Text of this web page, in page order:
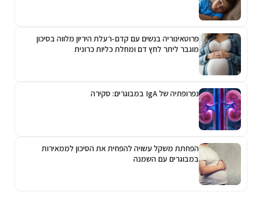
פרוטאינוריה בנשים עם קדם-רעלת היריון מלווה בסיכון
מוגבר ליתר לחץ דם ומחלת כליות כרונית
נפרופתיה של IgA במבוגרים: סקירה
הפחתת משקל עשויה להפחית את הסיכון לממאירות
במבוגרים עם השמנה